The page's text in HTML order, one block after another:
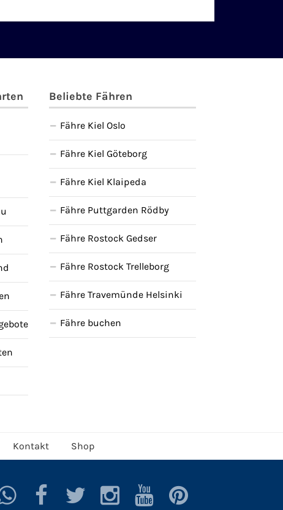
Beliebte Fähren
Fähre Kiel Oslo
Fähre Kiel Göteborg
Fähre Kiel Klaipeda
Fähre Puttgarden Rödby
Fähre Rostock Gedser
Fähre Rostock Trelleborg
Fähre Travemünde Helsinki
Fähre buchen
Kontakt Shop